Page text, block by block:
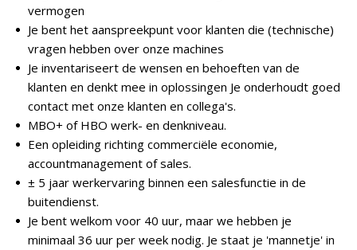
vermogen
Je bent het aanspreekpunt voor klanten die (technische)
vragen hebben over onze machines
Je inventariseert de wensen en behoeften van de
klanten en denkt mee in oplossingen Je onderhoudt goed
contact met onze klanten en collega's.
MBO+ of HBO werk- en denkniveau.
Een opleiding richting commerciële economie,
accountmanagement of sales.
± 5 jaar werkervaring binnen een salesfunctie in de
buitendienst.
Je bent welkom voor 40 uur, maar we hebben je
minimaal 36 uur per week nodig. Je staat je 'mannetje' in